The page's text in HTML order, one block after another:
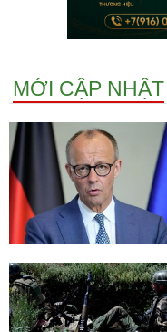
MỚI CẬP NHẬT